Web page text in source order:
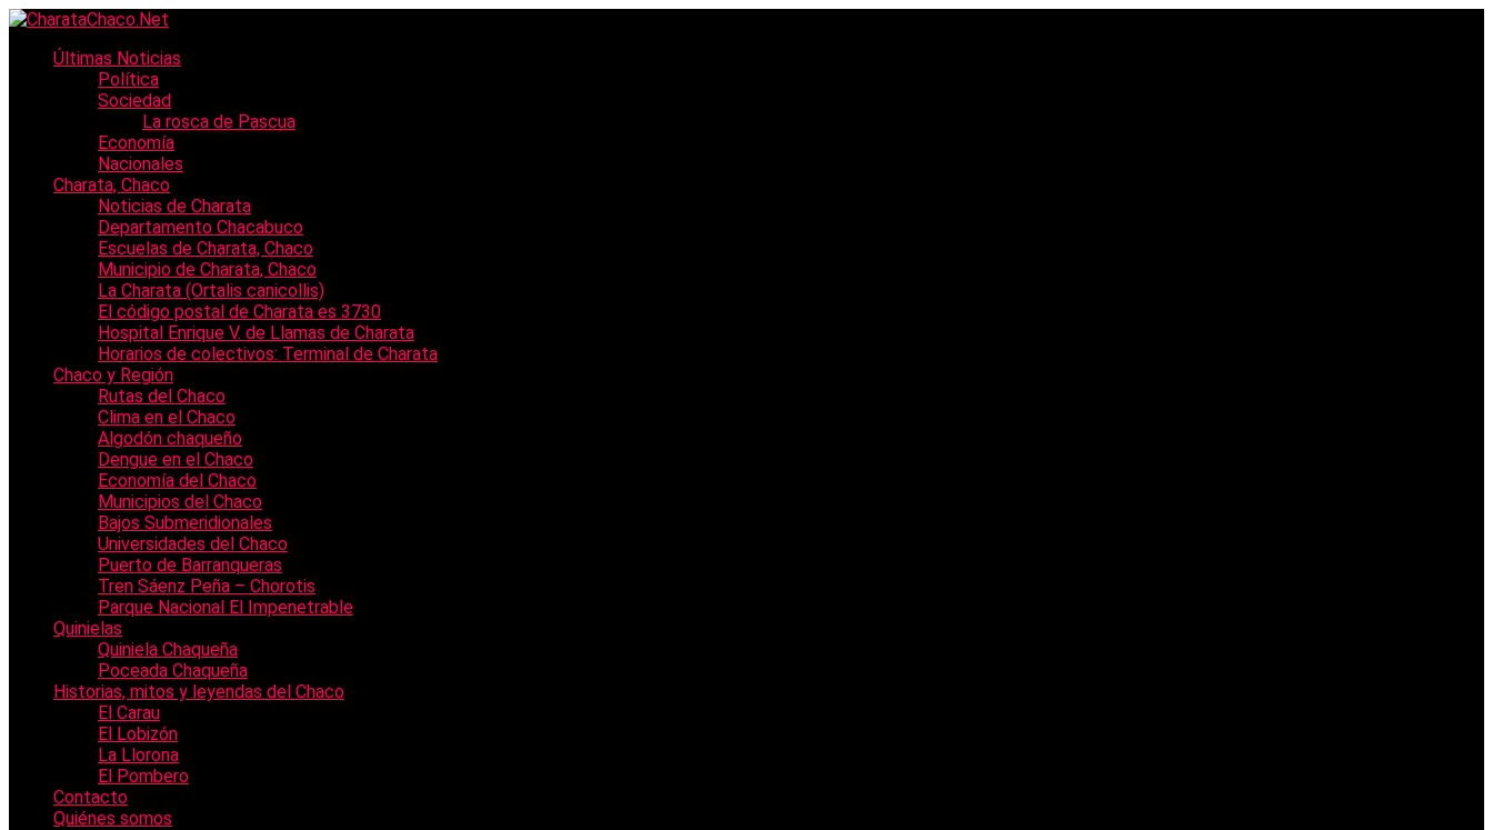
Últimas Noticias
Política
Sociedad
La rosca de Pascua
Economía
Nacionales
Charata, Chaco
Noticias de Charata
Departamento Chacabuco
Escuelas de Charata, Chaco
Municipio de Charata, Chaco
La Charata (Ortalis canicollis)
El código postal de Charata es 3730
Hospital Enrique V. de Llamas de Charata
Horarios de colectivos: Terminal de Charata
Chaco y Región
Rutas del Chaco
Clima en el Chaco
Algodón chaqueño
Dengue en el Chaco
Economía del Chaco
Municipios del Chaco
Bajos Submeridionales
Universidades del Chaco
Puerto de Barranqueras
Tren Sáenz Peña – Chorotis
Parque Nacional El Impenetrable
Quinielas
Quiniela Chaqueña
Poceada Chaqueña
Historias, mitos y leyendas del Chaco
El Carau
El Lobizón
La Llorona
El Pombero
Contacto
Quiénes somos